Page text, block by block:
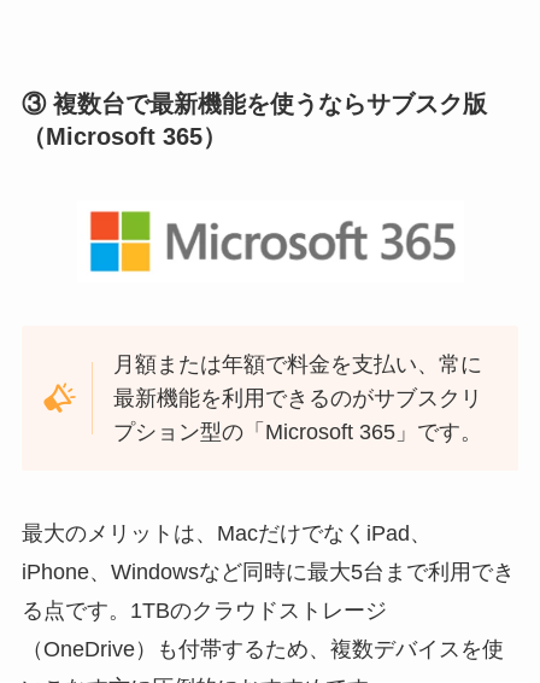
③ 複数台で最新機能を使うならサブスク版
（Microsoft 365）
月額または年額で料金を支払い、常に
最新機能を利用できるのがサブスクリ
プション型の「Microsoft 365」です。
最大のメリットは、MacだけでなくiPad、
iPhone、Windowsなど同時に最大5台まで利用でき
る点です。1TBのクラウドストレージ
（OneDrive）も付帯するため、複数デバイスを使